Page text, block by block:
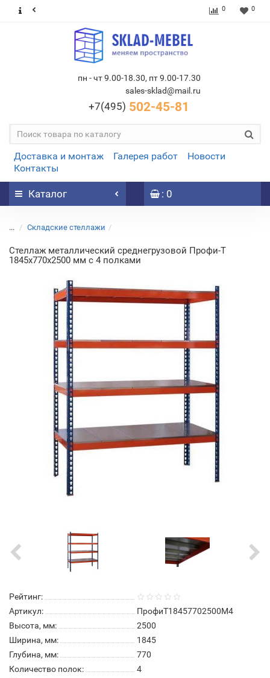
0 0
пн - чт 9.00-18.30, пт 9.00-17.30
sales-sklad@mail.ru
+7(495) 502-45-81
Доставка и монтаж Галерея работ
Новости
Контакты
Каталог : 0
... Складские стеллажи
Стеллаж металлический среднегрузовой Профи-Т
1845х770х2500 мм с 4 полками
Рейтинг:
Артикул:
ПрофиТ18457702500M4
Высота, мм:
2500
Ширина, мм:
1845
Глубина, мм:
770
Количество полок:
4